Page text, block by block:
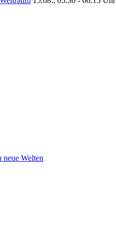
neue Welten